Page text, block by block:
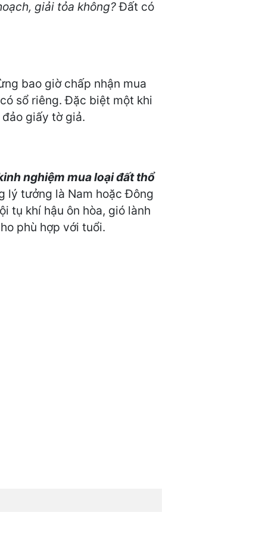
giải tỏa không?Đất có
bao giờ chấp nhận mua
sổ riêng. Đặc biệt một khi
giấy tờ giả.
nghiệm mua loại đất thổ
lý tưởng là Nam hoặc Đông
tụ khí hậu ôn hòa, gió lành
phù hợp với tuổi.